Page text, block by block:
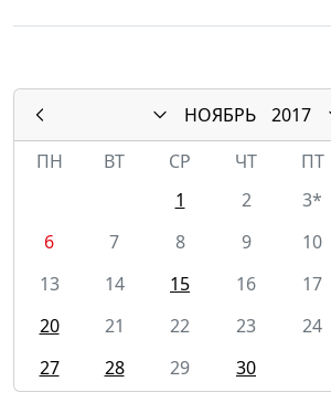
НОЯБРЬ
2017
ПН
ВТ СР ЧТ ПТ
1
2 3*
6
7 8 9 10
13
14 15 16 17
20
21 22 23 24
27
28 29 30